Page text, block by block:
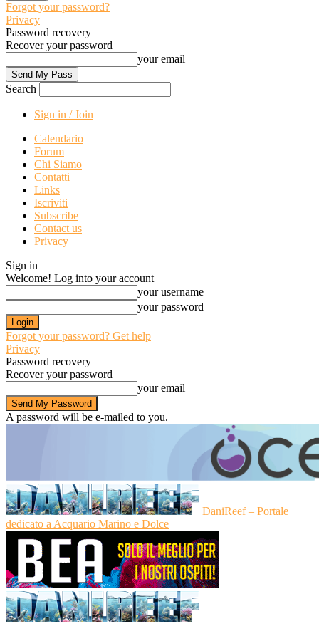
Forgot your password?
Privacy
Password recovery
Recover your password
your email
Search
Sign in / Join
Calendario
Forum
Chi Siamo
Contatti
Links
Iscriviti
Subscribe
Contact us
Privacy
Sign in
Welcome! Log into your account
your username
your password
Forgot your password? Get help
Privacy
Password recovery
Recover your password
your email
A password will be e-mailed to you.
DaniReef – Portale
dedicato a Acquario Marino e Dolce